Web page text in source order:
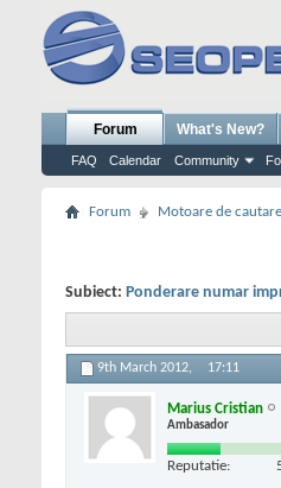
Forum
FAQ Calendar Community
What's New?
Forum Motoare de
Subiect: Ponderare numar
9th March 2012, 17:11
Marius Cristian
Ambasador
Reputatie: